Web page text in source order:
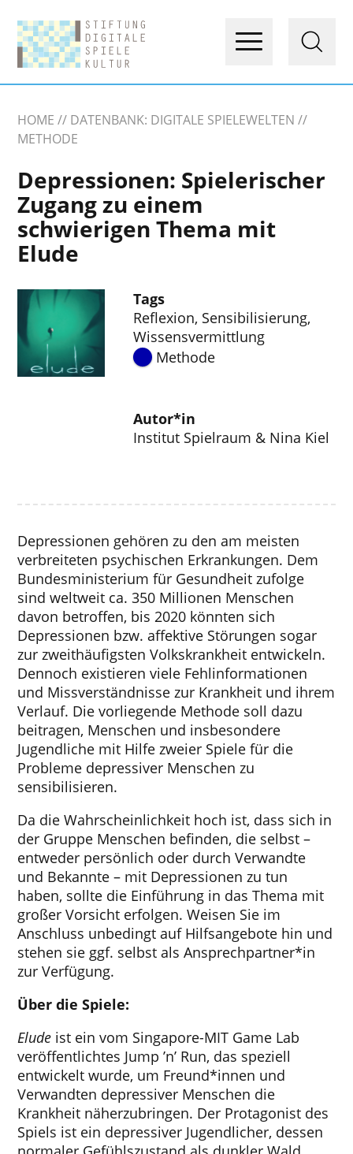
HOME
DATENBANK: DIGITALE SPIELEWELTEN
METHODE
Depressionen: Spielerischer
Zugang zu einem
schwierigen Thema mit
Elude
Tags
Reflexion, Sensibilisierung,
Wissensvermittlung
Methode
Autor*in
Institut Spielraum & Nina Kiel
Depressionen gehören zu den am meisten
verbreiteten psychischen Erkrankungen. Dem
Bundesministerium für Gesundheit zufolge
sind weltweit ca. 350 Millionen Menschen
davon betroffen, bis 2020 könnten sich
Depressionen bzw. affektive Störungen sogar
zur zweithäufigsten Volkskrankheit entwickeln.
Dennoch existieren viele Fehlinformationen
und Missverständnisse zur Krankheit und ihrem
Verlauf. Die vorliegende Methode soll dazu
beitragen, Menschen und insbesondere
Jugendliche mit Hilfe zweier Spiele für die
Probleme depressiver Menschen zu
sensibilisieren.
Da die Wahrscheinlichkeit hoch ist, dass sich in
der Gruppe Menschen befinden, die selbst –
entweder persönlich oder durch Verwandte
und Bekannte – mit Depressionen zu tun
haben, sollte die Einführung in das Thema mit
großer Vorsicht erfolgen. Weisen Sie im
Anschluss unbedingt auf Hilfsangebote hin und
stehen sie ggf. selbst als Ansprechpartner*in
zur Verfügung.
Über die Spiele:
Elude ist ein vom Singapore-MIT Game Lab
veröffentlichtes Jump ’n’ Run, das speziell
entwickelt wurde, um Freund*innen und
Verwandten depressiver Menschen die
Krankheit näherzubringen. Der Protagonist des
Spiels ist ein depressiver Jugendlicher, dessen